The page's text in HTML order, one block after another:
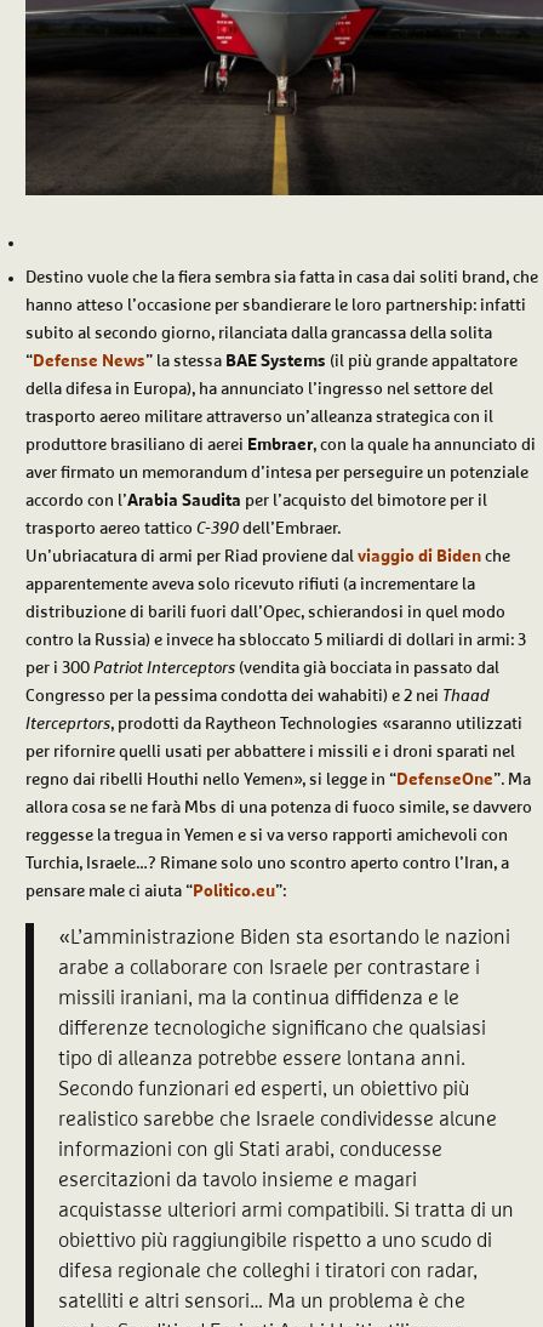
Destino vuole che la fiera sembra sia fatta in casa dai soliti brand, che
hanno atteso l’occasione per sbandierare le loro partnership: infatti
subito al secondo giorno, rilanciata dalla grancassa della solita
“Defense News” la stessa BAE Systems (il più grande appaltatore
della difesa in Europa), ha annunciato l’ingresso nel settore del
trasporto aereo militare attraverso un’alleanza strategica con il
produttore brasiliano di aerei Embraer, con la quale ha annunciato di
aver firmato un memorandum d’intesa per perseguire un potenziale
accordo con l’Arabia Saudita per l’acquisto del bimotore per il
trasporto aereo tattico C-390 dell’Embraer.
Un’ubriacatura di armi per Riad proviene dal viaggio di Biden che
apparentemente aveva solo ricevuto rifiuti (a incrementare la
distribuzione di barili fuori dall’Opec, schierandosi in quel modo
contro la Russia) e invece ha sbloccato 5 miliardi di dollari in armi: 3
per i 300 Patriot Interceptors (vendita già bocciata in passato dal
Congresso per la pessima condotta dei wahabiti) e 2 nei Thaad
Iterceprtors, prodotti da Raytheon Technologies «saranno utilizzati
per rifornire quelli usati per abbattere i missili e i droni sparati nel
regno dai ribelli Houthi nello Yemen», si legge in “DefenseOne”. Ma
allora cosa se ne farà Mbs di una potenza di fuoco simile, se davvero
reggesse la tregua in Yemen e si va verso rapporti amichevoli con
Turchia, Israele…? Rimane solo uno scontro aperto contro l’Iran, a
pensare male ci aiuta “Politico.eu”:
«L’amministrazione Biden sta esortando le nazioni
arabe a collaborare con Israele per contrastare i
missili iraniani, ma la continua diffidenza e le
differenze tecnologiche significano che qualsiasi
tipo di alleanza potrebbe essere lontana anni.
Secondo funzionari ed esperti, un obiettivo più
realistico sarebbe che Israele condividesse alcune
informazioni con gli Stati arabi, conducesse
esercitazioni da tavolo insieme e magari
acquistasse ulteriori armi compatibili. Si tratta di un
obiettivo più raggiungibile rispetto a uno scudo di
difesa regionale che colleghi i tiratori con radar,
satelliti e altri sensori… Ma un problema è che